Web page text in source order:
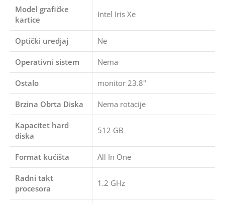
Model grafičke
kartice
Intel Iris Xe
Optički uredjaj Ne
Operativni sistem Nema
Ostalo monitor 23.8"
Brzina Obrta Diska Nema rotacije
Kapacitet hard
diska
512 GB
Format kućišta All In One
Radni takt
procesora
1.2 GHz